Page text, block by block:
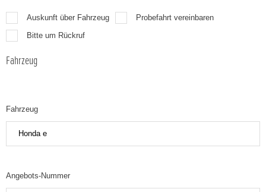
Auskunft über Fahrzeug
Probefahrt vereinbaren
Bitte um Rückruf
Fahrzeug
Fahrzeug
Angebots-Nummer